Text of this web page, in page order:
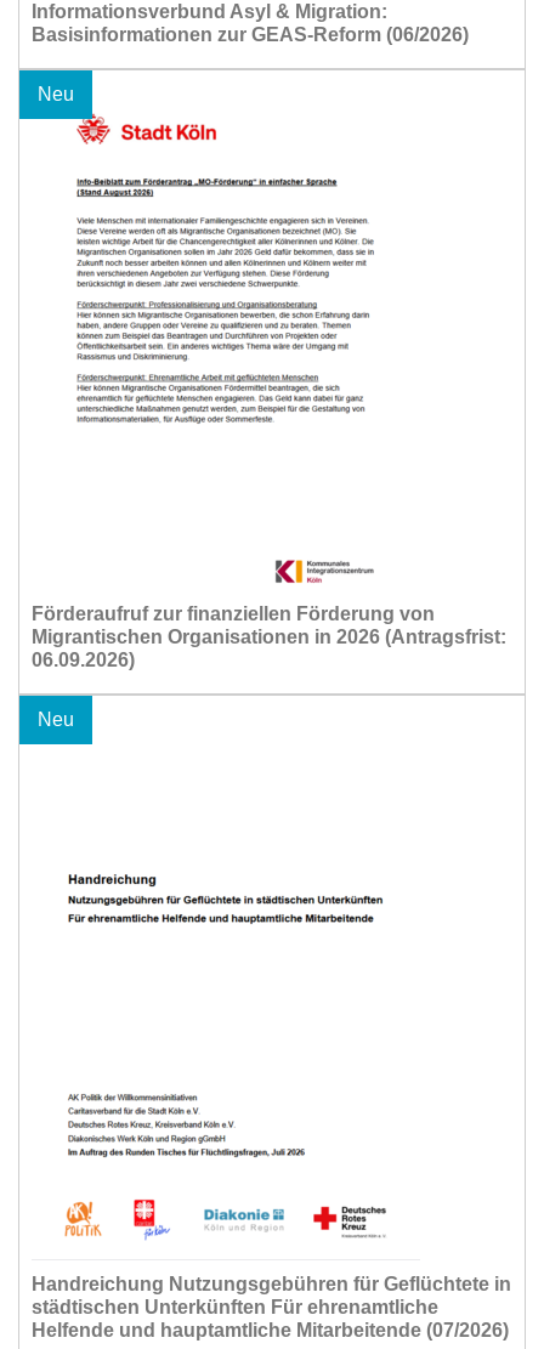
Informationsverbund Asyl & Migration:
Basisinformationen zur GEAS-Reform (06/2026)
Neu
Förderaufruf zur finanziellen Förderung von
Migrantischen Organisationen in 2026 (Antragsfrist:
06.09.2026)
Neu
Handreichung Nutzungsgebühren für Geflüchtete in
städtischen Unterkünften Für ehrenamtliche
Helfende und hauptamtliche Mitarbeitende (07/2026)